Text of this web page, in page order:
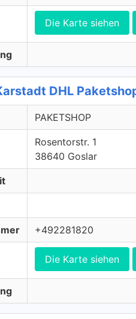
Die Karte siehen
DHL
PAKETSHOP
Rosentorstr. 1
38640 Goslar
+492281820
Die Karte siehen